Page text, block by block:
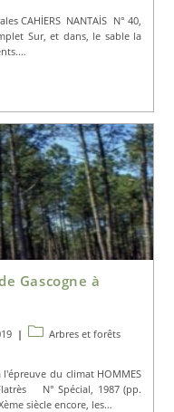
CAHİERS NANTAİS N° 40,
Sur, et dans, le sable la
Gascogne à
PostArbres et forêts
l'épreuve du climat HOMMES
N° Spécial, 1987 (pp.
siècle encore, les…